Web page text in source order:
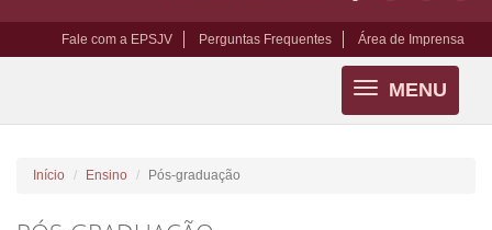
Fale com a EPSJV Perguntas Frequentes Área de Imprensa
MENU
Toggle
navigation
Início Ensino Pós-graduação